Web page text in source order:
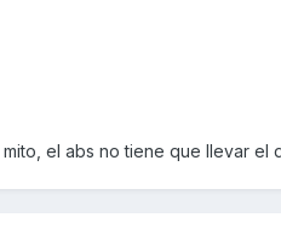
mito, el abs no tiene que llevar el